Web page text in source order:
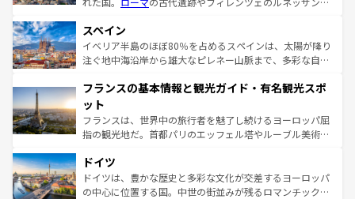
ろん、トスカーナの美しい田園風景やアマルフィ海岸の絶
景など、自然景観も見逃せない。観光の合間には、本場の
ピザやパスタなど、絶品のイタリア料理を堪能することも
ませてくれるイタリアで、忘れられない旅をしてみよう！
なお、新着のイタリア情報は
しい。
スペイン
イベリア半島のほぼ80％を占めるスペインは、太陽が降り
注ぐ地中海沿岸から雄大なピレネー山脈まで、多彩な自然
文化が根付くこの国では、情熱的なフラメンコ、熱気あふ
れる闘牛、そして美味しいタパスが生活の一部となってい
る。首都マドリードの洗練された雰囲気や、バルセロナの
アートに溢れた街角から、地方では古代ローマ遺跡や中世
せる。地方によって風土や気候が異なるスペインはその個
性で訪れる人を魅了する。 なお、新着のスペイン情報は コ
ンテンツ一覧を参照してほしい。
フランスの基本情報と観光ガイド・有名観光スポ
ット
フランスは、世界中の旅行者を魅了し続けるヨーロッパ屈
指の観光地だ。首都パリのエッフェル塔やルーブル美術館
で、幅広い魅力が詰まっている。華麗な宮殿、歴史的な大
聖堂、美しいビーチ、そして豊かな自然が、訪れる者を心
から魅了する。また、フランスは美食の国としても知ら
ドイツ
ドイツは、豊かな歴史と多彩な文化が交差するヨーロッパ
の中心に位置する国。中世の街並みが残るロマンチック街